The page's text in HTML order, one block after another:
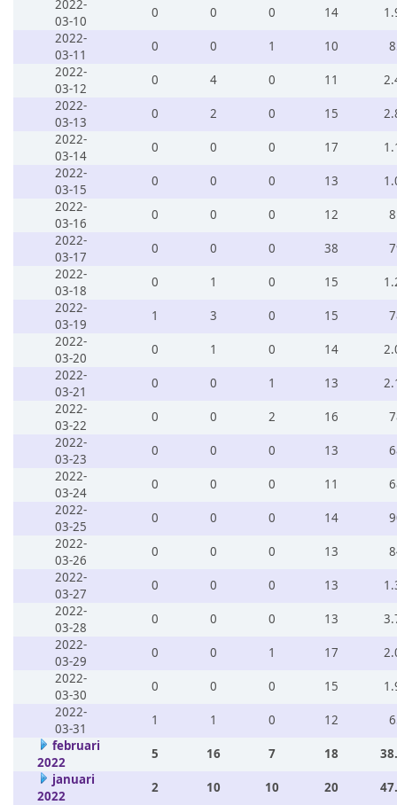
2022-
03-10
0 0 0 14
2022-
03-11
0 0 1 10
2022-
03-12
0 4 0 11
2022-
03-13
0 2 0 15
2022-
03-14
0 0 0 17
2022-
03-15
0 0 0 13
2022-
03-16
0 0 0 12
2022-
03-17
0 0 0 38
2022-
03-18
0 1 0 15
2022-
03-19
1 3 0 15
2022-
03-20
0 1 0 14
2022-
03-21
0 0 1 13
2022-
03-22
0 0 2 16
2022-
03-23
0 0 0 13
2022-
03-24
0 0 0 11
2022-
03-25
0 0 0 14
2022-
03-26
0 0 0 13
2022-
03-27
0 0 0 13
2022-
03-28
0 0 0 13
2022-
03-29
0 0 1 17
2022-
03-30
0 0 0 15
2022-
03-31
1 1 0 12
februari
2022
5 16 7 18
januari
2022
2 10 10 20